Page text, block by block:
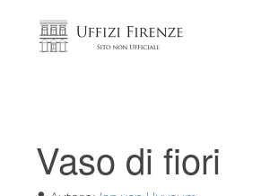
Home
Eventi e mostre
Vaso di fiori